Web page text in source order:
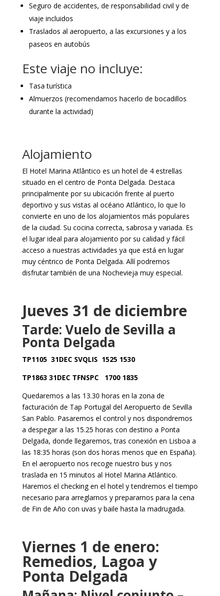
Seguro de accidentes, de responsabilidad civil y de
viaje incluidos
Traslados al aeropuerto, a las excursiones y a los
paseos en autobús
Este viaje no incluye:
Tasa turística
Almuerzos (recomendamos hacerlo de bocadillos
durante la actividad)
Alojamiento
El Hotel Marina Atlântico es un hotel de 4 estrellas
situado en el centro de Ponta Delgada. Destaca
principalmente por su ubicación frente al puerto
deportivo y sus vistas al océano Atlántico, lo que lo
convierte en uno de los alojamientos más populares
de la ciudad. Su cocina correcta, sabrosa y variada. Es
el lugar ideal para alojamiento por su calidad y fácil
acceso a nuestras actividades ya que está en lugar
muy céntrico de Ponta Delgada. Allí podremos
disfrutar también de una Nochevieja muy especial.
Jueves 31 de diciembre
Tarde: Vuelo de Sevilla a
Ponta Delgada
TP1105 31DEC SVQLIS 1525 1530
TP1863 31DEC TFNSPC 1700 1835
Quedaremos a las 13.30 horas en la zona de
facturación de Tap Portugal del Aeropuerto de Sevilla
San Pablo. Pasaremos el control y nos dispondremos
a despegar a las 15.25 horas con destino a Ponta
Delgada, donde llegaremos, tras conexión en Lisboa a
las 18:35 horas (son dos horas menos que en España).
En el aeropuerto nos recoge nuestro bus y nos
traslada en 15 minutos al Hotel Marina Atlántico.
Haremos el checking en el hotel y tendremos el tiempo
necesario para arreglarnos y prepararnos para la cena
de Fin de Año con uvas y baile hasta la madrugada.
Viernes 1 de enero:
Remedios, Lagoa y
Ponta Delgada